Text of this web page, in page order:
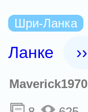
Шри-Ланка
Ланке
››
Maverick1970